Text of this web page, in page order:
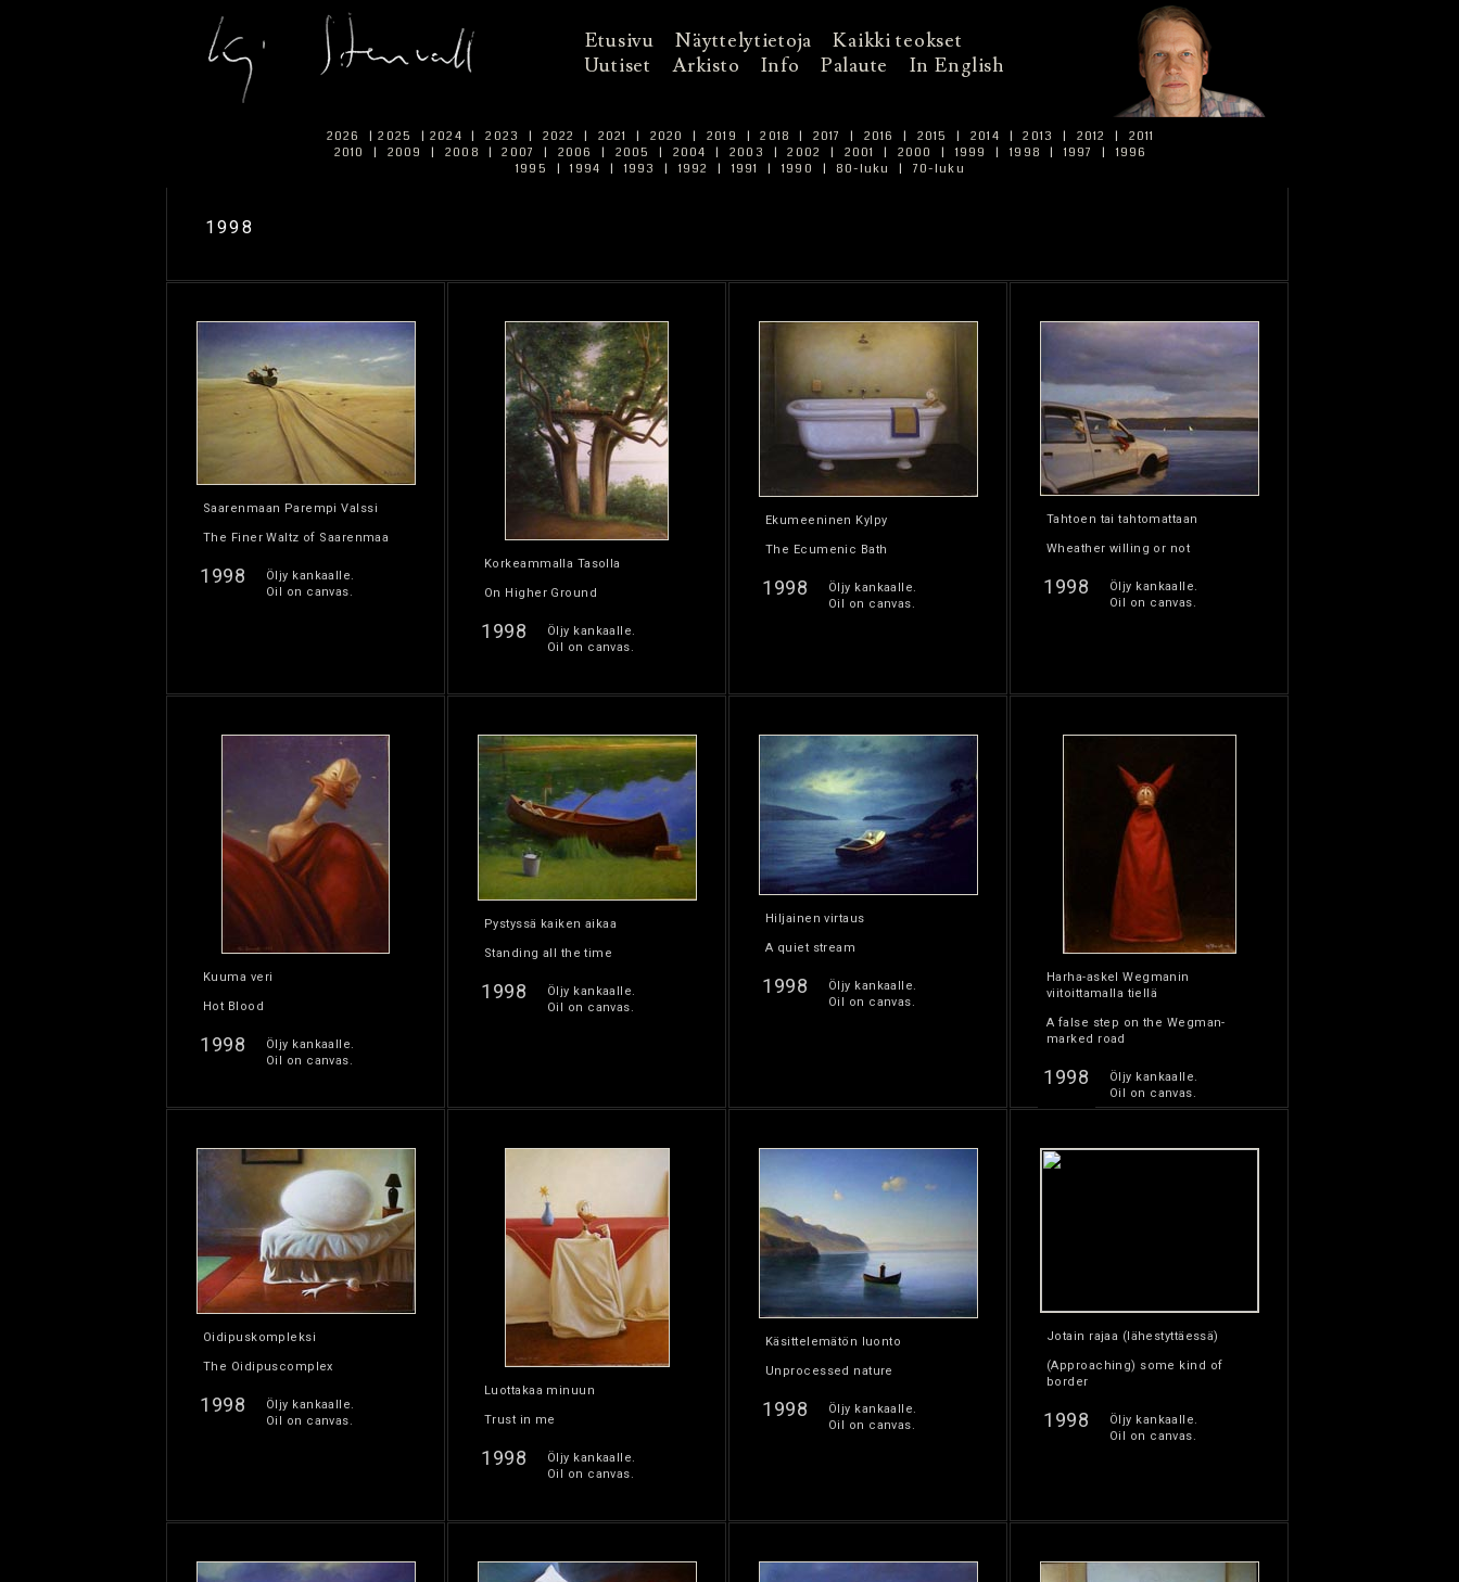
Etusivu Näyttelytietoja
Kaikki teokset
Uutiset
Arkisto Info Palaute In English
2026 | 2025 | 2024 | 2023 | 2022 | 2021 | 2020 | 2019 | 2018 | 2017 | 2016 | 2015 | 2014 | 2013 | 2012 |
2011
2010
| 2009 | 2008 | 2007 | 2006 | 2005 | 2004 | 2003 | 2002 | 2001 | 2000 | 1999 | 1998 | 1997 |
1996
1995
| 1994 | 1993 | 1992 | 1991 | 1990 | 80-luku | 70-luku
1998
Saarenmaan Parempi Valssi
The Finer Waltz of Saarenmaa
1998
Öljy kankaalle.
Oil on canvas.
Korkeammalla Tasolla
On Higher Ground
1998
Öljy kankaalle.
Oil on canvas.
Ekumeeninen Kylpy
The Ecumenic Bath
1998
Öljy kankaalle.
Oil on canvas.
Tahtoen tai tahtomattaan
Wheather willing or not
1998
Öljy kankaalle.
Oil on canvas.
Kuuma veri
Hot Blood
1998
Öljy kankaalle.
Oil on canvas.
Pystyssä kaiken aikaa
Standing all the time
1998
Öljy kankaalle.
Oil on canvas.
Hiljainen virtaus
A quiet stream
1998
Öljy kankaalle.
Oil on canvas.
Harha-askel Wegmanin
viitoittamalla tiellä
A false step on the Wegman-
marked road
1998
Öljy kankaalle.
Oil on canvas.
Oidipuskompleksi
The Oidipuscomplex
1998
Öljy kankaalle.
Oil on canvas.
Luottakaa minuun
Trust in me
1998
Öljy kankaalle.
Oil on canvas.
Käsittelemätön luonto
Unprocessed nature
1998
Öljy kankaalle.
Oil on canvas.
Jotain rajaa (lähestyttäessä)
(Approaching) some kind of
border
1998
Öljy kankaalle.
Oil on canvas.